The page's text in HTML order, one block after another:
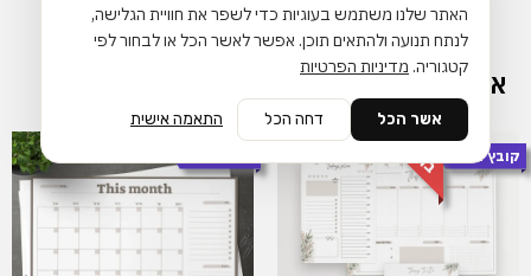
קובץ
להורדה
והדפסה
|
דגם
אולי יעניין אותך גם…
קובץ בלבד בהנחההמחיר
המקורי
היה:
המחיר
הנוכחי
הוא:
האתר שלנו משתמש בעוגיות כדי לשפר את חוויית הגלישה,
לנתח תנועה ולהתאים תוכן. אפשר לאשר הכל או לבחור לפי
קטגוריה. מדיניות הפרטיות
אשר הכל דחה הכל התאמה אישית